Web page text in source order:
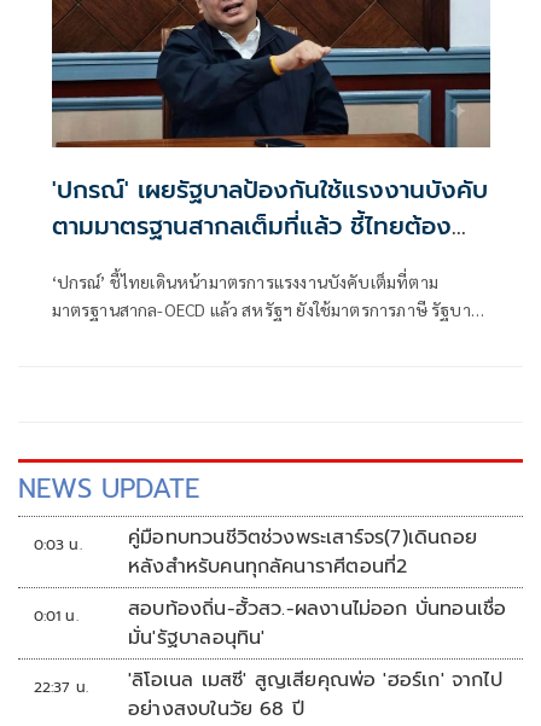
'ปกรณ์' เผยรัฐบาลป้องกันใช้แรงงานบังคับ
ตามมาตรฐานสากลเต็มที่แล้ว ชี้ไทยต้อง
ปรับตัวเจรจาคู่ค้ารายอื่น อย่าหวังพึ่งพา
สหรัฐ
‘ปกรณ์’ ชี้ไทยเดินหน้ามาตรการแรงงานบังคับเต็มที่ตาม
มาตรฐานสากล-OECD แล้ว สหรัฐฯ ยังใช้มาตรการภาษี รัฐบาล
NEWS UPDATE
0:03 น.
คู่มือทบทวนชีวิตช่วงพระเสาร์จร(7)เดินถอย
หลังสำหรับคนทุกลัคนาราศีตอนที่2
0:01 น.
สอบท้องถิ่น-ฮั้วสว.-ผลงานไม่ออก บั่นทอนเชื่อ
มั่น'รัฐบาลอนุทิน'
22:37 น.
'ลิโอเนล เมสซี' สูญเสียคุณพ่อ 'ฮอร์เก' จากไป
อย่างสงบในวัย 68 ปี